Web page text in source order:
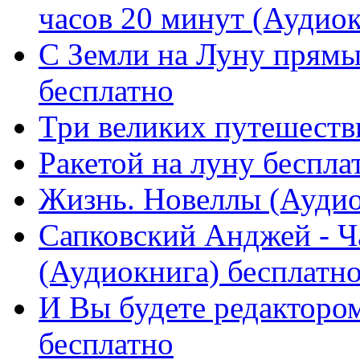
часов 20 минут
С Земли на Луну
бесплатно
Три великих
Ракетой на луну
Жизнь. Новеллы
Сапковский Анджей -
(Аудиокнига)
И Вы будете
бесплатно